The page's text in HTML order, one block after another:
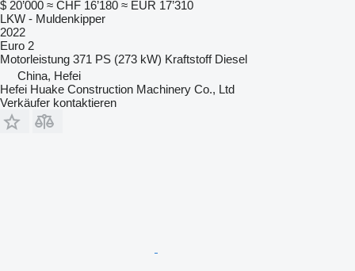
$ 20’000 ≈ CHF 16’180 ≈ EUR 17’310
LKW - Muldenkipper
2022
Euro 2
Motorleistung 371 PS (273 kW) Kraftstoff Diesel
China, Hefei
Hefei Huake Construction Machinery Co., Ltd
Verkäufer kontaktieren